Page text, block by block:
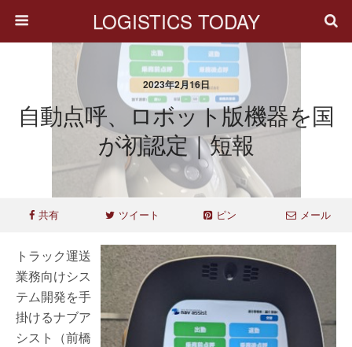
LOGISTICS TODAY
2023年2月16日
自動点呼、ロボット版機器を国
が初認定｜短報
共有 ツイート ピン メール
トラック運送
業務向けシス
テム開発を手
掛けるナブア
シスト（前橋